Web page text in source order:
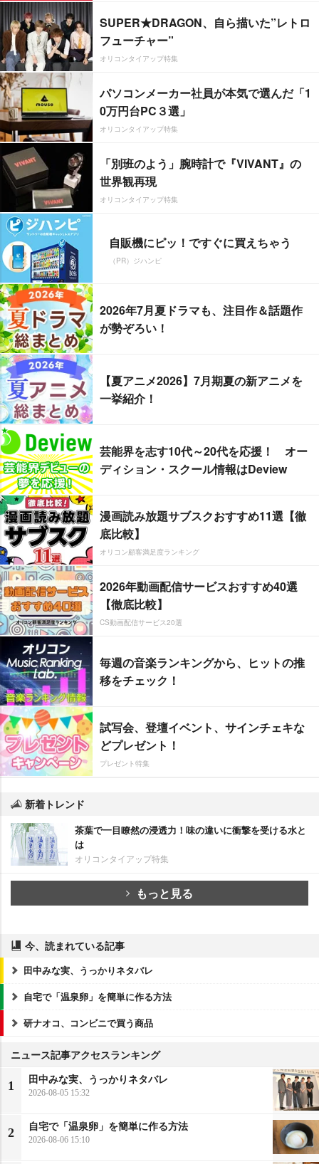
SUPER★DRAGON、自ら描いた”レトロ
フューチャー”
オリコンタイアップ特集
パソコンメーカー社員が本気で選んだ「1
0万円台PC３選」
オリコンタイアップ特集
「別班のよう」腕時計で『VIVANT』の
世界観再現
オリコンタイアップ特集
自販機にピッ！ですぐに買えちゃう
（PR）ジハンピ
2026年7月夏ドラマも、注目作＆話題作
が勢ぞろい！
【夏アニメ2026】7月期夏の新アニメを
一挙紹介！
芸能界を志す10代～20代を応援！ オー
ディション・スクール情報はDeview
漫画読み放題サブスクおすすめ11選【徹
底比較】
オリコン顧客満足度ランキング
2026年動画配信サービスおすすめ40選
【徹底比較】
CS動画配信サービス20選
毎週の音楽ランキングから、ヒットの推
移をチェック！
試写会、登壇イベント、サインチェキな
どプレゼント！
プレゼント特集
新着トレンド
茶葉で一目瞭然の浸透力！味の違いに衝撃を受ける水と
は
オリコンタイアップ特集
もっと見る
今、読まれている記事
田中みな実、うっかりネタバレ
自宅で「温泉卵」を簡単に作る方法
研ナオコ、コンビニで買う商品
ニュース記事アクセスランキング
1
田中みな実、うっかりネタバレ
2026-08-05 15:32
2
自宅で「温泉卵」を簡単に作る方法
2026-08-06 15:10